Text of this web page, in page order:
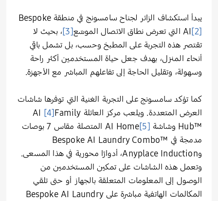
يبدأ استكشاف الزائر لجناح سامسونج في منطقة Bespoke
AI [2] التي تعرض نطاق الاتصال الموسّع[3]
، بحيث لا
تقتصر هذه التجربة على المطبخ وحسب، بل تشمل باقي
أنحاء المنزل، بهدف جعل حياة المستخدمين أكثر راحة
وسهولة، وتقليل الحاجة إلى تفاعلهم المباشر مع الأجهزة.
كما تؤكد سامسونج على التجربة الغنية التي توفرها شاشات
العرض المتعددة. ويلعب مركز العائلة AI
[4]Family
Hub™‎ وشاشة AI Home
[5]
المتصلة مقاس 7 بوصات
مدمجة في Bespoke AI Laundry Combo™‎
وAnyplace Induction، أدوارًا محورية في هذا المسعى.
وتعمل هذه الشاشات على تمكين المستخدمين من
الوصول إلى المعلومات المتعلقة بالجهاز أو حتى تلقي
المكالمات الهاتفية مباشرة على Bespoke AI Laundry